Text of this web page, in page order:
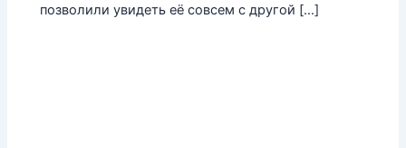
позволили увидеть её совсем с другой […]